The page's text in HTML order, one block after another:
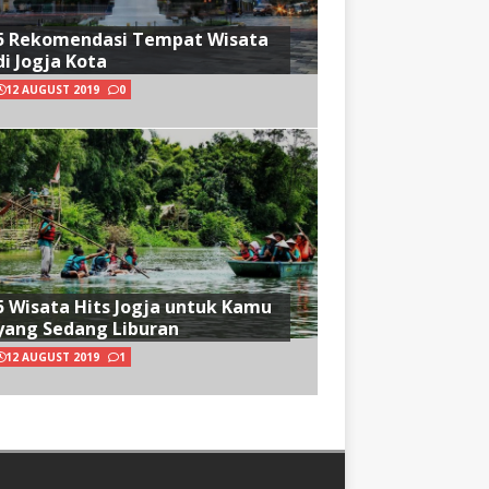
Rekomendasi Tempat Wisata
Jogja Kota
12 AUGUST 2019 0
Wisata Hits Jogja untuk Kamu
Sedang Liburan
12 AUGUST 2019 1